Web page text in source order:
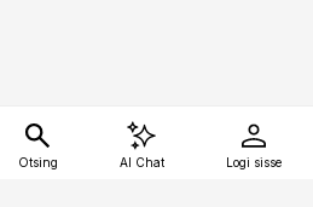
Otsing AI Chat Logi sisse